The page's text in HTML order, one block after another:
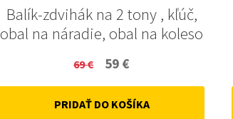
Balík-zdvihák na 2 tony , kľúč,
obal na náradie, obal na koleso
69€
Original
price
was:
59 €Current
price
is:
PRIDAŤ DO KOŠÍKA